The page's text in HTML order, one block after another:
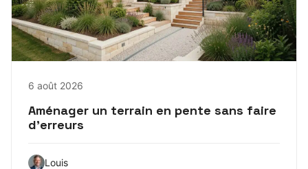
6 août 2026
Aménager un terrain en pente sans faire
d’erreurs
Louis